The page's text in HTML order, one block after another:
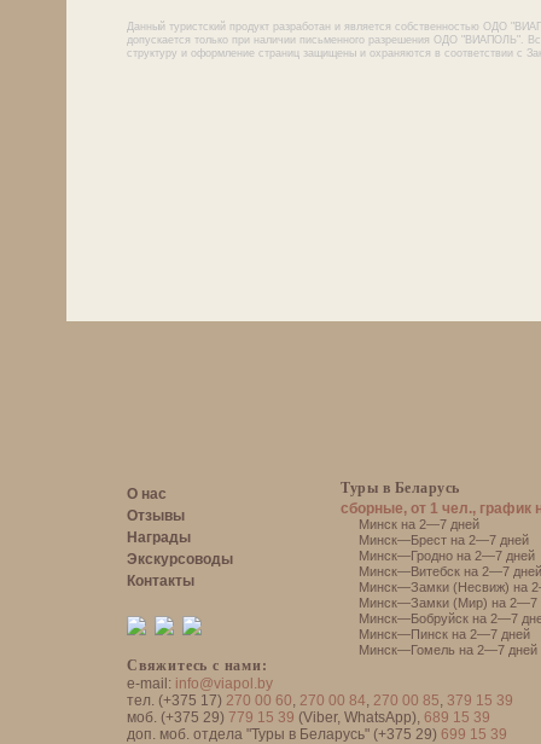
Данный туристский продукт разработан и является собственностью ОДО
допускается только при наличии письменного разрешения ОДО "ВИАПОЛЬ".
структуру и оформление страниц защищены и охраняются в соответствии с
О нас
Отзывы
Награды
Экскурсоводы
Контакты
Свяжитесь с нами:
e-mail: info@viapol.by
тел. (+375 17) 270 00 60, 270 00 84, 270 00 85, 379 15 39
моб. (+375 29) 779 15 39 (Viber, WhatsApp), 689 15 39
доп. моб. отдела "Туры в Беларусь" (+375 29) 699 15 39
Туры в Беларусь
сборные, от 1 чел., график
Минск на 2—7 дней
Минск—Брест на 2—7 дней
Минск—Гродно на 2—7 дней
Минск—Витебск на 2—7 дней
Минск—Замки (Несвиж) на
Минск—Замки (Мир) на 2—7
Минск—Бобруйск на 2—7
Минск—Пинск на 2—7 дней
Минск—Гомель на 2—7 дней